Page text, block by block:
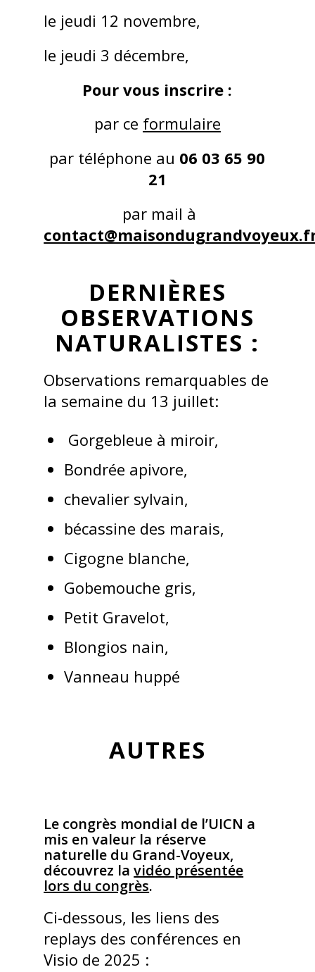
le jeudi 12 novembre,
le jeudi 3 décembre,
Pour vous inscrire :
par ce formulaire
par téléphone au 06 03 65 90
21
par mail à
DERNIÈRES
OBSERVATIONS
NATURALISTES :
Observations remarquables de
la semaine du 13 juillet:
Gorgebleue à miroir,
Bondrée apivore,
chevalier sylvain,
bécassine des marais,
Cigogne blanche,
Gobemouche gris,
Petit Gravelot,
Blongios nain,
Vanneau huppé
AUTRES
Le congrès mondial de l’UICN a
mis en valeur la réserve
naturelle du Grand-Voyeux,
découvrez lavidéo présentée
lors du congrès.
Ci-dessous, les liens des
replays des conférences en
Visio de 2025 :